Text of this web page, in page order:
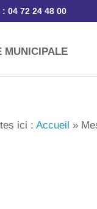
: 04 72 24 48 00
MUNICIPALE
ici : Accueil »